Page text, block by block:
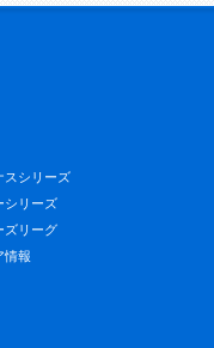
スシリーズ
シリーズ
ズリーグ
情報